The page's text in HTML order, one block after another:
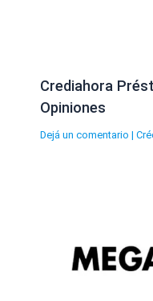
Crediahora
Opiniones
Dejá un comentario |